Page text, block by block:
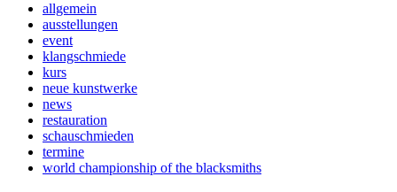
allgemein
ausstellungen
event
klangschmiede
kurs
neue kunstwerke
news
restauration
schauschmieden
termine
world championship of the blacksmiths